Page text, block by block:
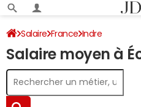
Salaire France Indre
Salaire moyen à